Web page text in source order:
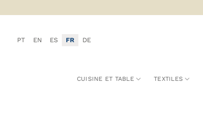
au
PT EN ES FR DE
CUISINE ET TABLE TEXTILES